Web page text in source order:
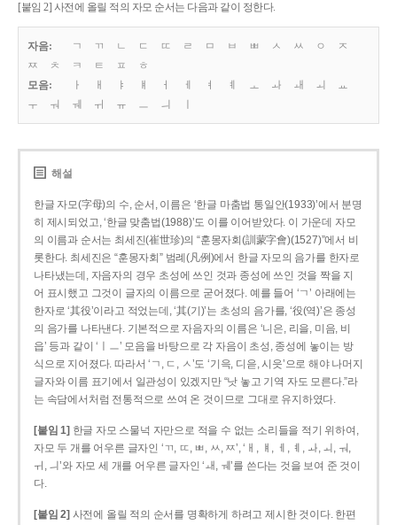
[붙임 2] 사전에 올릴 적의 자모 순서는 다음과 같이 정한다.
자음: ㄱ ㄲ ㄴ ㄷ ㄸ ㄹ ㅁ ㅂ ㅃ ㅅ ㅆ ㅇ
ㅈ
ㅉ
ㅊ ㅋ ㅌ ㅍ
ㅎ
모음:
ㅏ ㅐ ㅑ ㅒ ㅓ ㅔ ㅕ ㅖ ㅗ ㅘ ㅙ ㅚ
ㅛ
ㅜ
ㅝ ㅞ ㅟ ㅠ ㅡ ㅢ
해설
한글 자모(字母)의 수, 순서, 이름은 ‘한글 마춤법 통일안(1933)’에서 분명
히 제시되었고, ‘한글 맞춤법(1988)’도 이를 이어받았다. 이 가운데 자모
의 이름과 순서는 최세진(崔世珍)의 “훈몽자회(訓蒙字會)(1527)”에서 비
롯한다. 최세진은 “훈몽자회” 범례(凡例)에서 한글 자모의 음가를 한자로
나타냈는데, 자음자의 경우 초성에 쓰인 것과 종성에 쓰인 것을 짝을 지
어 표시했고 그것이 글자의 이름으로 굳어졌다. 예를 들어 ‘ㄱ’ 아래에는
한자로 ‘其役’이라고 적었는데, ‘其(기)’는 초성의 음가를, ‘役(역)’은 종성
의 음가를 나타낸다. 기본적으로 자음자의 이름은 ‘니은, 리을, 미음, 비
읍’ 등과 같이 ‘ㅣㅡ’ 모음을 바탕으로 각 자음이 초성, 종성에 놓이는 방
식으로 지어졌다. 따라서 ‘ㄱ, ㄷ, ㅅ’도 ‘기윽, 디읃, 시읏’으로 해야 나머지
글자와 이름 표기에서 일관성이 있겠지만 “낫 놓고 기역 자도 모른다.”라
는 속담에서처럼 전통적으로 쓰여 온 것이므로 그대로 유지하였다.
[붙임 1] 한글 자모 스물넉 자만으로 적을 수 없는 소리들을 적기 위하여,
자모 두 개를 어우른 글자인 ‘ㄲ, ㄸ, ㅃ, ㅆ, ㅉ’, ‘ㅐ, ㅒ, ㅔ, ㅖ, ㅘ, ㅚ, ㅝ,
ㅟ, ㅢ’와 자모 세 개를 어우른 글자인 ‘ㅙ, ㅞ’를 쓴다는 것을 보여 준 것이
다.
[붙임 2] 사전에 올릴 적의 순서를 명확하게 하려고 제시한 것이다. 한편